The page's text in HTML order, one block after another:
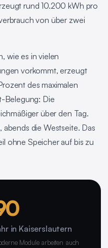
rund 10.200 kWh pro
von über zwei
wie es in vielen
vorkommt, erzeugt
des maximalen
Belegung: Die
über den Tag.
die Westseite. Das
ohne Speicher auf bis zu
in Kaiserslautern
Module arbeiten auch